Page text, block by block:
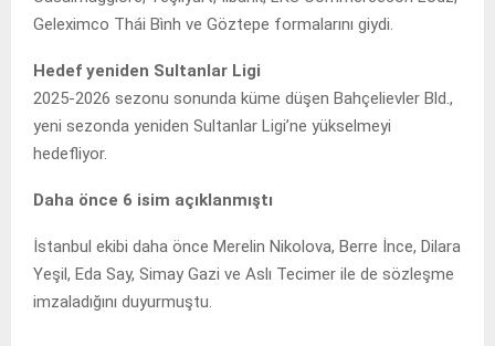
Geleximco Thái Bình ve Göztepe formalarını giydi.
Hedef yeniden Sultanlar Ligi
2025-2026 sezonu sonunda küme düşen Bahçelievler Bld.,
yeni sezonda yeniden Sultanlar Ligi’ne yükselmeyi
hedefliyor.
Daha önce 6 isim açıklanmıştı
İstanbul ekibi daha önce Merelin Nikolova, Berre İnce, Dilara
Yeşil, Eda Say, Simay Gazi ve Aslı Tecimer ile de sözleşme
imzaladığını duyurmuştu.